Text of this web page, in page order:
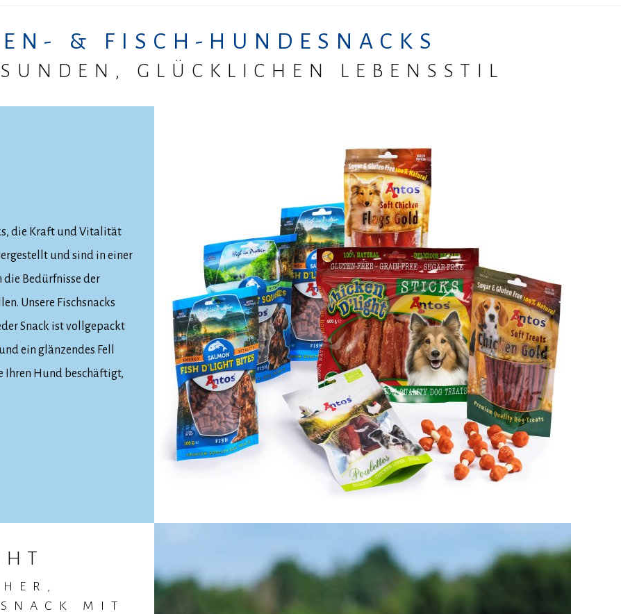
& FISCH-HUNDESNACKS
GLÜCKLICHEN LEBENSSTIL
die Kraft und Vitalität
und sind in einer
Bedürfnisse der
Unsere Fischsnacks
Snack ist vollgepackt
ein glänzendes Fell
Ihren Hund beschäftigt,
MIT
FISHD'LIGHT
LIEBT IHR HUND FISCH? UNSERE
LIEBEN SIE!